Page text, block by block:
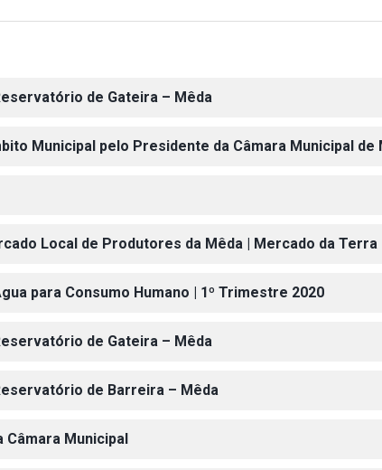
de Gateira – Mêda
Municipal pelo Presidente da Câmara Municipal de
Local de Produtores da Mêda | Mercado da Terra
para Consumo Humano | 1º Trimestre 2020
de Gateira – Mêda
de Barreira – Mêda
Câmara Municipal